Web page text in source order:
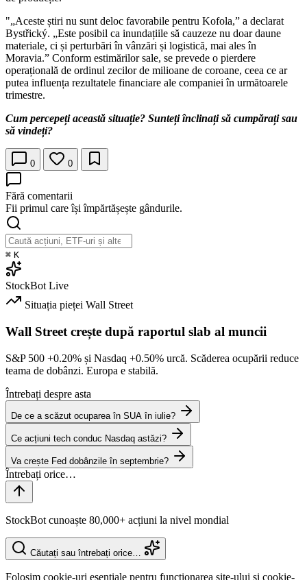
"„Aceste știri nu sunt deloc favorabile pentru Kofola,” a declarat
Bystřický. „Este posibil ca inundațiile să cauzeze nu doar daune
materiale, ci și perturbări în vânzări și logistică, mai ales în
Moravia.” Conform estimărilor sale, se prevede o pierdere
operațională de ordinul zecilor de milioane de coroane, ceea ce ar
putea influența rezultatele financiare ale companiei în următoarele
trimestre.
Cum percepeți această situație? Sunteți înclinați să cumpărați sau
să vindeți?
0 0
Fără comentarii
Fii primul care își împărtășește gândurile.
⌘ K
StockBot Live
Situația pieței Wall Street
Wall Street crește după raportul slab al muncii
S&P 500 +0.20% și Nasdaq +0.50% urcă. Scăderea ocupării reduce
teama de dobânzi. Europa e stabilă.
Întrebați despre asta
De ce a scăzut ocuparea în SUA în iulie?
Ce acțiuni tech conduc Nasdaq astăzi?
Va crește Fed dobânzile în septembrie?
StockBot cunoaște 80,000+ acțiuni la nivel mondial
Căutați sau întrebați orice…
Folosim cookie-uri esențiale pentru funcționarea site-ului și cookie-